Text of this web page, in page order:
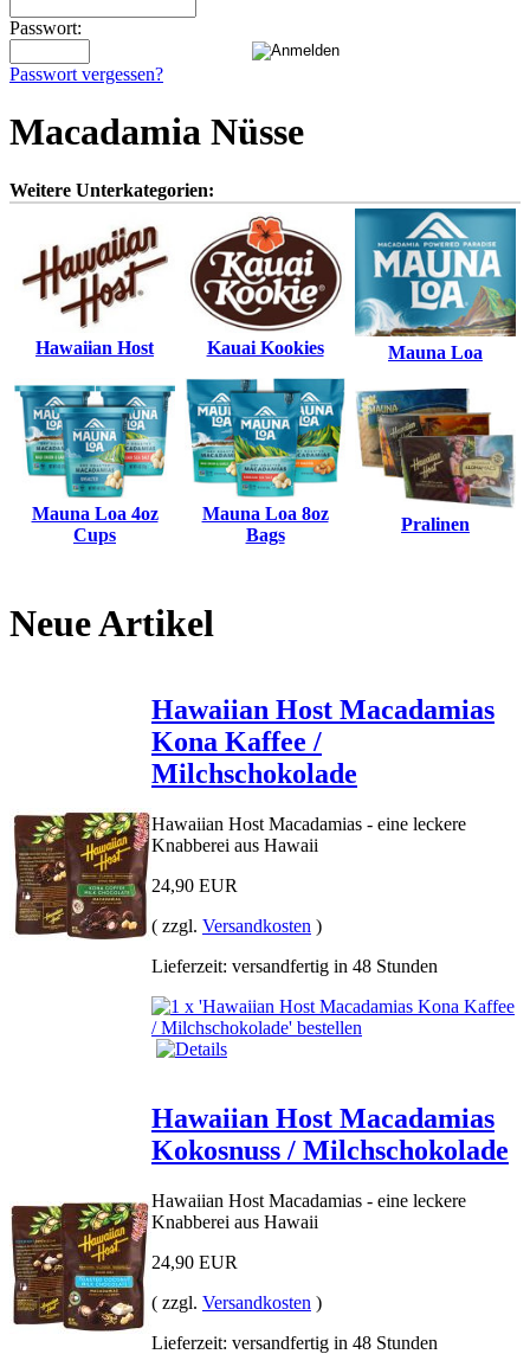
Passwort:
Passwort vergessen?
Macadamia Nüsse
Weitere Unterkategorien:
Hawaiian Host Kauai Kookies Mauna Loa
Mauna Loa 4oz
Cups
Mauna Loa 8oz
Bags
Pralinen
Neue Artikel
Hawaiian Host Macadamias
Kona Kaffee /
Milchschokolade
Hawaiian Host Macadamias - eine leckere
Knabberei aus Hawaii
24,90 EUR
( zzgl. Versandkosten )
Lieferzeit: versandfertig in 48 Stunden
Hawaiian Host Macadamias
Kokosnuss / Milchschokolade
Hawaiian Host Macadamias - eine leckere
Knabberei aus Hawaii
24,90 EUR
( zzgl. Versandkosten )
Lieferzeit: versandfertig in 48 Stunden